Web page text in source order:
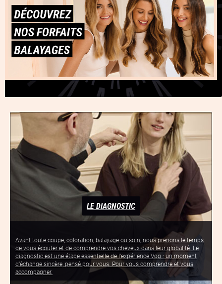
LE DIAGNOSTIC
Avant toute coupe, coloration, balayage ou soin, nous prenons le temps
de vous écouter et de comprendre vos cheveux dans leur globalité. Le
diagnostic est une étape essentielle de l’expérience Vog : un moment
d’échange sincère, pensé pour vous. Pour vous comprendre et vous
accompagner.